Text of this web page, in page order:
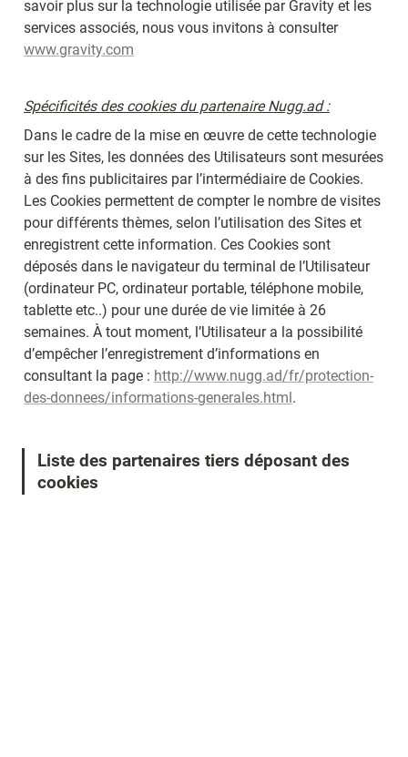
savoir plus sur la technologie utilisée par Gravity et les
services associés, nous vous invitons à consulter
www.gravity.com
Spécificités des cookies du partenaire Nugg.ad :
Dans le cadre de la mise en œuvre de cette technologie
sur les Sites, les données des Utilisateurs sont mesurées
à des fins publicitaires par l’intermédiaire de Cookies.
Les Cookies permettent de compter le nombre de visites
pour différents thèmes, selon l’utilisation des Sites et
enregistrent cette information. Ces Cookies sont
déposés dans le navigateur du terminal de l’Utilisateur
(ordinateur PC, ordinateur portable, téléphone mobile,
tablette etc..) pour une durée de vie limitée à 26
semaines. À tout moment, l’Utilisateur a la possibilité
d’empêcher l’enregistrement d’informations en
consultant la page : http://www.nugg.ad/fr/protection-
des-donnees/informations-generales.html.
Liste des partenaires tiers déposant des
cookies